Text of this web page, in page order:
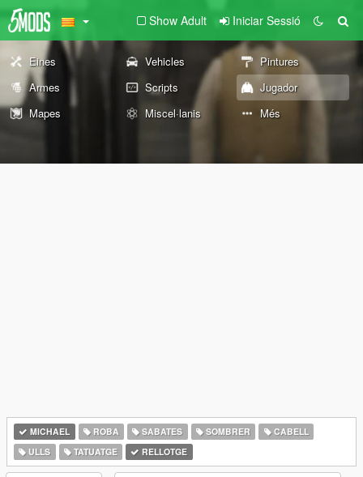
Show Adult Iniciar Sessió
Eines Vehicles
Pintures
Armes
Scripts
Jugador
Mapes
Miscel·lanis Més
MICHAEL ROBA SABATES SOMBRER
CABELL
ULLS
TATUATGE RELLOTGE